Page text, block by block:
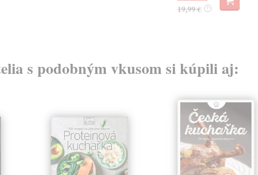
19,99 € ?
s podobným vkusom si kúpili aj: